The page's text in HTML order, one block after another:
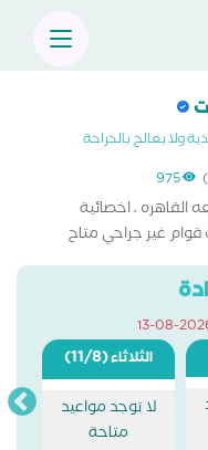
يعالج بالجراحة
975
القاهره ، اخصائية
غير جراحي متاح
التقنيات وابر
وحقن مونجارو
الثلاثاء(11/8)
لا توجد مواعيد
متاحة